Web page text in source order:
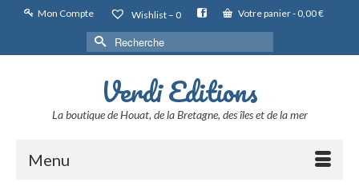
Mon Compte Wishlist – 0 Votre panier- 0,00€
Rechercher :
Verdi Editions
La boutique de Houat, de la Bretagne, des îles et de la mer
Menu